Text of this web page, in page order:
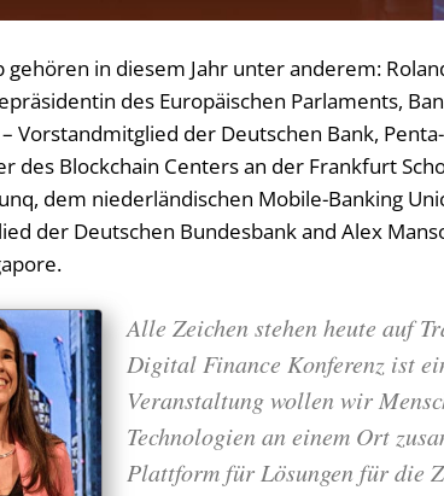
gehören in diesem Jahr unter anderem:
des Europäischen Parlaments,
Vorstandmitglied der Deutschen Bank,
des Blockchain Centers an der Frankfurt
dem niederländischen Mobile-Banking
der Deutschen Bundesbank and Alex
Alle Zeichen stehen heute auf
Digital Finance Konferenz ist
Veranstaltung wollen wir
Technologien an einem Ort
Plattform für Lösungen für die